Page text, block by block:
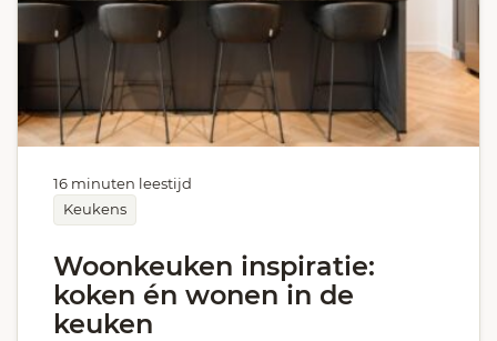
Keukens
16 minuten leestijd
Woonkeuken inspiratie:
koken én wonen in de
keuken